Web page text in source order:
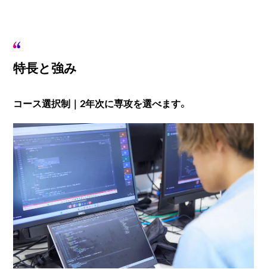
特長と強み
コース選択制｜2年次に専攻を選べます。